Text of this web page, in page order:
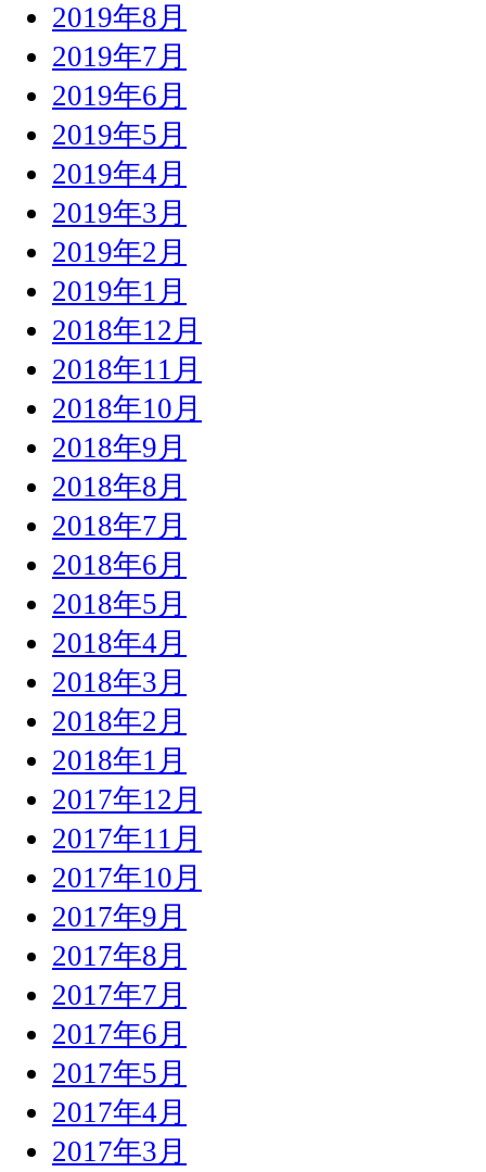
2019年8月
2019年7月
2019年6月
2019年5月
2019年4月
2019年3月
2019年2月
2019年1月
2018年12月
2018年11月
2018年10月
2018年9月
2018年8月
2018年7月
2018年6月
2018年5月
2018年4月
2018年3月
2018年2月
2018年1月
2017年12月
2017年11月
2017年10月
2017年9月
2017年8月
2017年7月
2017年6月
2017年5月
2017年4月
2017年3月